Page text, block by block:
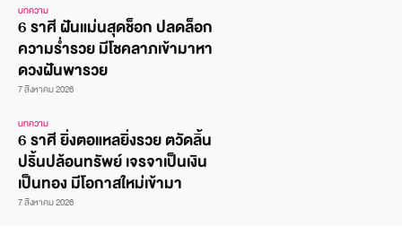
บทความ
6 ราศี ฝันแม่นสุดช็อก ปลดล็อก
ความร่ำรวย มีโชคลาภเข้ามาหา
ดวงฝันพารวย
7 สิงหาคม 2026
บทความ
6 ราศี ยิ่งตอแหลยิ่งรวย ตวัดลิ้น
ปริ้นปล้อนทรัพย์ เจรจาเป็นเงิน
เป็นทอง มีโอกาสใหม่เข้ามา
7 สิงหาคม 2026